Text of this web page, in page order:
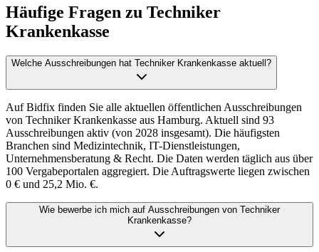
Häufige Fragen zu Techniker
Krankenkasse
Welche Ausschreibungen hat Techniker Krankenkasse aktuell?
Auf Bidfix finden Sie alle aktuellen öffentlichen Ausschreibungen
von Techniker Krankenkasse aus Hamburg. Aktuell sind 93
Ausschreibungen aktiv (von 2028 insgesamt). Die häufigsten
Branchen sind Medizintechnik, IT-Dienstleistungen,
Unternehmensberatung & Recht. Die Daten werden täglich aus über
100 Vergabeportalen aggregiert. Die Auftragswerte liegen zwischen
0 € und 25,2 Mio. €.
Wie bewerbe ich mich auf Ausschreibungen von Techniker
Krankenkasse?